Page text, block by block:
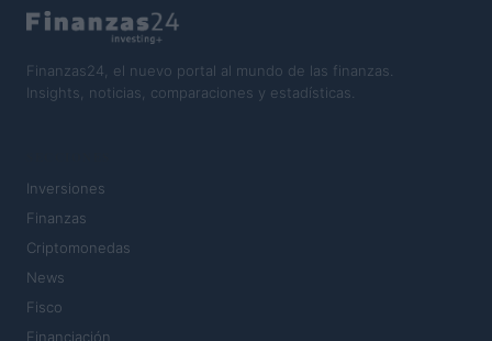
Finanzas24, el nuevo portal al mundo de las finanzas.
Insights, noticias, comparaciones y estadísticas.
Inversiones
Finanzas
Criptomonedas
News
Fisco
Financiación